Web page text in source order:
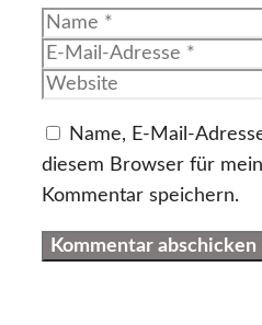
Name
Name, E-Mail-
diesem Browser für
Kommentar speichern.